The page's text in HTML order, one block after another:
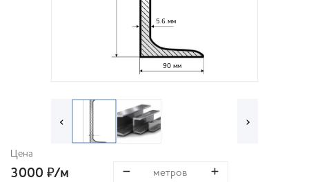
90 мм
5.6 мм
‹ ›
Цена
3000 ₽/м